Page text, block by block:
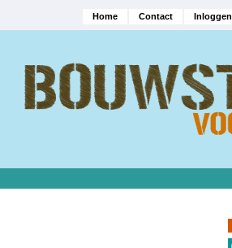
Hoofdnavigatie
Home Contact Inloggen